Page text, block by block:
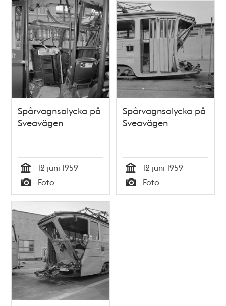
Spårvagnsolycka på
Sveavägen
Tid
12 juni 1959
Typ
Foto
Spårvagnsolycka på
Sveavägen
Tid
12 juni 1959
Typ
Foto